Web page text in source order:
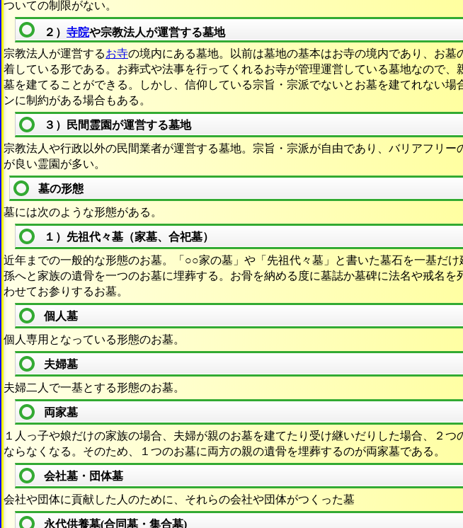
ついての制限がない。
２） 寺院や宗教法人が運営する墓地
宗教法人が運営するお寺の境内にある墓地。以前は墓地の基本はお寺の境内であり、お墓
着している形である。お葬式や法事を行ってくれるお寺が管理運営している墓地なので、
墓を建てることができる。しかし、信仰している宗旨・宗派でないとお墓を建てれない場
ンに制約がある場合もある。
３）民間霊園が運営する墓地
宗教法人や行政以外の民間業者が運営する墓地。宗旨・宗派が自由であり、バリアフリー
が良い霊園が多い。
墓の形態
墓には次のような形態がある。
１）先祖代々墓（家墓、合祀墓）
近年までの一般的な形態のお墓。「○○家の墓」や「先祖代々墓」と書いた墓石を一基だけ
孫へと家族の遺骨を一つのお墓に埋葬する。お骨を納める度に墓誌か墓碑に法名や戒名を
わせてお参りするお墓。
個人墓
個人専用となっている形態のお墓。
夫婦墓
夫婦二人で一基とする形態のお墓。
両家墓
１人っ子や娘だけの家族の場合、夫婦が親のお墓を建てたり受け継いだりした場合、２つ
ならなくなる。そのため、１つのお墓に両方の親の遺骨を埋葬するのが両家墓である。
会社墓・団体墓
会社や団体に貢献した人のために、それらの会社や団体がつくった墓
永代供養墓(合同墓・集合墓)